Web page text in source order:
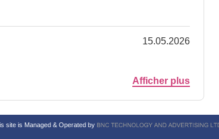
15.05.2026
Afficher plus
site is Managed & Operated by